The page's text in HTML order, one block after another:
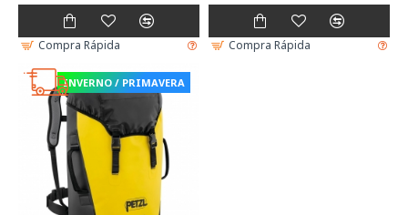
Compra Rápida Compra Rápida
INVERNO / PRIMAVERA